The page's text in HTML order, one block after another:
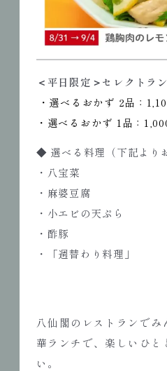
＜平日限定＞セレクトラ
・選べるおかず 2品：
・選べるおかず 1品：
◆ 選べる料理（下記より
・八宝菜
・麻婆豆腐
・小エビの天ぷら
・酢豚
・「週替わり料理」
八仙閣のレストランで
華ランチで、楽しいひと
い。